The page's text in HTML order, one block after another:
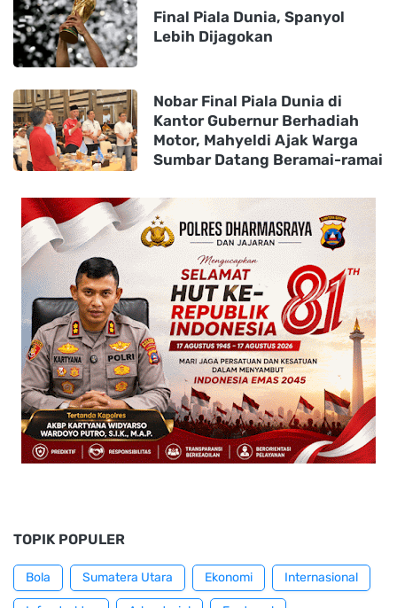
Final Piala Dunia, Spanyol
Lebih Dijagokan
Nobar Final Piala Dunia di
Kantor Gubernur Berhadiah
Motor, Mahyeldi Ajak Warga
Sumbar Datang Beramai-ramai
TOPIK POPULER
Bola Sumatera Utara Ekonomi Internasional